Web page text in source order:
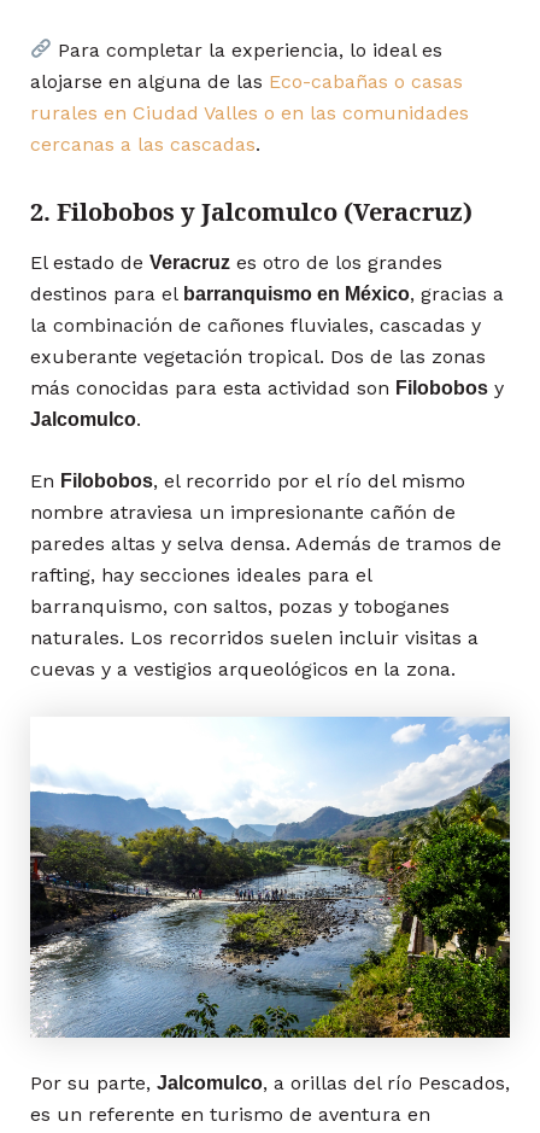
Para completar la experiencia, lo ideal es
alojarse en alguna de las Eco-cabañas o casas
rurales en Ciudad Valles o en las comunidades
cercanas a las cascadas.
2. Filobobos y Jalcomulco (Veracruz)
El estado de Veracruzes otro de los grandes
destinos para el barranquismo en México, gracias a
la combinación de cañones fluviales, cascadas y
exuberante vegetación tropical. Dos de las zonas
más conocidas para esta actividad son Filobobosy
Jalcomulco.
En Filobobos, el recorrido por el río del mismo
nombre atraviesa un impresionante cañón de
paredes altas y selva densa. Además de tramos de
rafting, hay secciones ideales para el
barranquismo, con saltos, pozas y toboganes
naturales. Los recorridos suelen incluir visitas a
cuevas y a vestigios arqueológicos en la zona.
Por su parte, Jalcomulco, a orillas del río Pescados,
es un referente en turismo de aventura en